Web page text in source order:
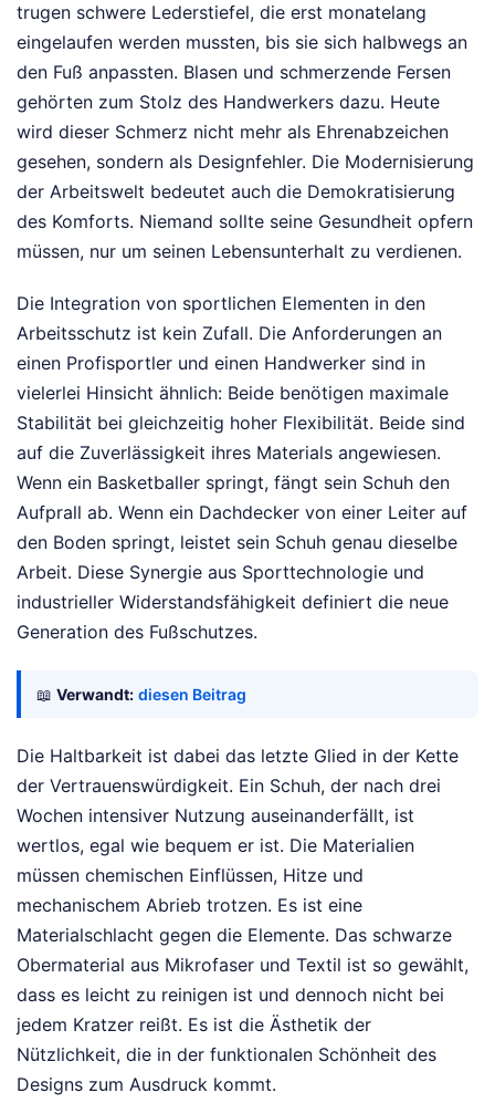
trugen schwere Lederstiefel, die erst monatelang
eingelaufen werden mussten, bis sie sich halbwegs an
den Fuß anpassten. Blasen und schmerzende Fersen
gehörten zum Stolz des Handwerkers dazu. Heute
wird dieser Schmerz nicht mehr als Ehrenabzeichen
gesehen, sondern als Designfehler. Die Modernisierung
der Arbeitswelt bedeutet auch die Demokratisierung
des Komforts. Niemand sollte seine Gesundheit opfern
müssen, nur um seinen Lebensunterhalt zu verdienen.
Die Integration von sportlichen Elementen in den
Arbeitsschutz ist kein Zufall. Die Anforderungen an
einen Profisportler und einen Handwerker sind in
vielerlei Hinsicht ähnlich: Beide benötigen maximale
Stabilität bei gleichzeitig hoher Flexibilität. Beide sind
auf die Zuverlässigkeit ihres Materials angewiesen.
Wenn ein Basketballer springt, fängt sein Schuh den
Aufprall ab. Wenn ein Dachdecker von einer Leiter auf
den Boden springt, leistet sein Schuh genau dieselbe
Arbeit. Diese Synergie aus Sporttechnologie und
industrieller Widerstandsfähigkeit definiert die neue
Generation des Fußschutzes.
📖 Verwandt: diesen Beitrag
Die Haltbarkeit ist dabei das letzte Glied in der Kette
der Vertrauenswürdigkeit. Ein Schuh, der nach drei
Wochen intensiver Nutzung auseinanderfällt, ist
wertlos, egal wie bequem er ist. Die Materialien
müssen chemischen Einflüssen, Hitze und
mechanischem Abrieb trotzen. Es ist eine
Materialschlacht gegen die Elemente. Das schwarze
Obermaterial aus Mikrofaser und Textil ist so gewählt,
dass es leicht zu reinigen ist und dennoch nicht bei
jedem Kratzer reißt. Es ist die Ästhetik der
Nützlichkeit, die in der funktionalen Schönheit des
Designs zum Ausdruck kommt.